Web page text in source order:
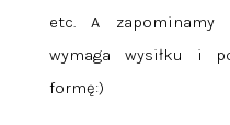
etc. A zapominamy
wymaga wysiłku i
formę:)